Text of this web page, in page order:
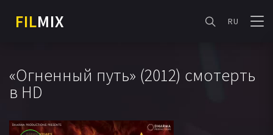
FILMIX RU
«Огненный путь» (2012) смотерть
в HD